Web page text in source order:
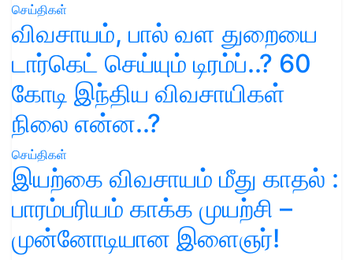
செய்திகள்
விவசாயம், பால் வள துறையை
டார்கெட் செய்யும் டிரம்ப்..? 60
கோடி இந்திய விவசாயிகள்
நிலை என்ன..?
செய்திகள்
இயற்கை விவசாயம் மீது காதல் :
பாரம்பரியம் காக்க முயற்சி –
முன்னோடியான இளைஞர்!